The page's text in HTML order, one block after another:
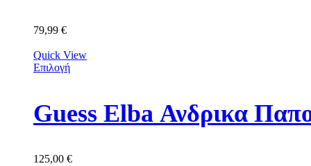
79,99 €
Quick View
Επιλογή
Guess Elba Ανδρικα
125,00 €